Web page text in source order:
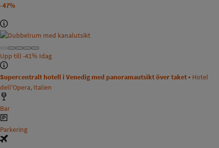
-47%
Upp till -41% Idag
Supercentralt hotell i Venedig med panoramautsikt över taket • Hotel
dell'Opera, Italien
Bar
Parkering